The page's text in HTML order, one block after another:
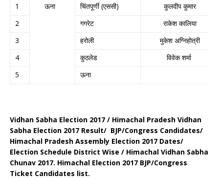
1 ऊना चिंतपूर्णी (एससी)
कुलदीप कुमार
2
गगरेट
राकेश कालिया
3
हरोली
मुकेश अग्निहोत्री
4
कुठलेड
विवेक शर्मा
5
ऊना
Vidhan Sabha Election 2017 / Himachal Pradesh Vidhan
Sabha Election 2017 Result/ BJP/Congress Candidates/
Himachal Pradesh Assembly Election 2017 Dates/
Election Schedule District Wise / Himachal Vidhan Sabha
Chunav 2017. Himachal Election 2017 BJP/Congress
Ticket Candidates list.